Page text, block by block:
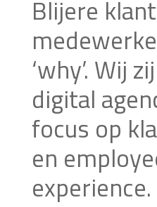
Blijere
‘why’. Wij
digital
focus op
en